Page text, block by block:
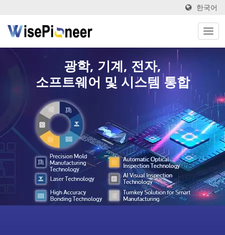
한국어
광학, 기계, 전자,
소프트웨어 및 시스템 통합